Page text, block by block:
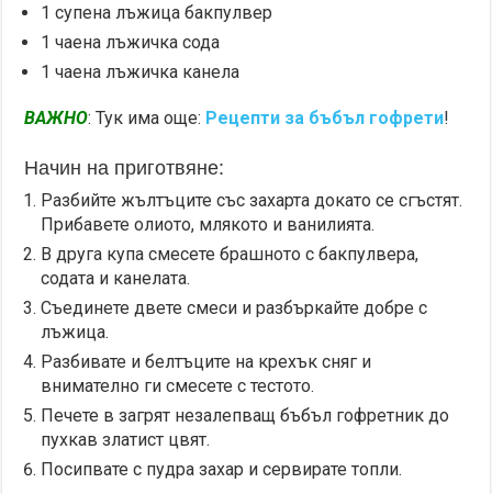
1 супена лъжица бакпулвер
1 чаена лъжичка сода
1 чаена лъжичка канела
ВАЖНО: Тук има още: Рецепти за бъбъл гофрети!
Начин на приготвяне:
Разбийте жълтъците със захарта докато се сгъстят.
Прибавете олиото, млякото и ванилията.
В друга купа смесете брашното с бакпулвера,
содата и канелата.
Съединете двете смеси и разбъркайте добре с
лъжица.
Разбивате и белтъците на крехък сняг и
внимателно ги смесете с тестото.
Печете в загрят незалепващ бъбъл гофретник до
пухкав златист цвят.
Посипвате с пудра захар и сервирате топли.